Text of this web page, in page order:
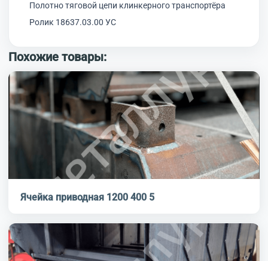
Полотно тяговой цепи клинкерного транспортёра
Ролик 18637.03.00 УС
Похожие товары:
Ячейка приводная 1200 400 5